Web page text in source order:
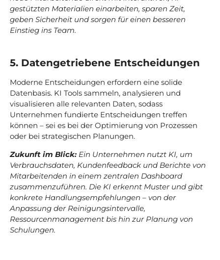
gestützten Materialien einarbeiten, sparen Zeit,
geben Sicherheit und sorgen für einen besseren
Einstieg ins Team.
5. Datengetriebene Entscheidungen
Moderne Entscheidungen erfordern eine solide
Datenbasis. KI Tools sammeln, analysieren und
visualisieren alle relevanten Daten, sodass
Unternehmen fundierte Entscheidungen treffen
können – sei es bei der Optimierung von Prozessen
oder bei strategischen Planungen.
Zukunft im Blick: Ein Unternehmen nutzt KI, um
Verbrauchsdaten, Kundenfeedback und Berichte von
Mitarbeitenden in einem zentralen Dashboard
zusammenzuführen. Die KI erkennt Muster und gibt
konkrete Handlungsempfehlungen – von der
Anpassung der Reinigungsintervalle,
Ressourcenmanagement bis hin zur Planung von
Schulungen.